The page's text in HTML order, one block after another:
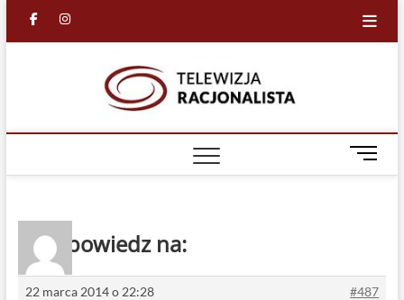
facebook
in
M
e
t
Odpowiedz na:
22 marca 2014 o 22:28
#487